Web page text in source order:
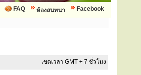
Facebook
ห้องสนทนา
FAQ
เขตเวลา GMT + 7 ชั่วโมง